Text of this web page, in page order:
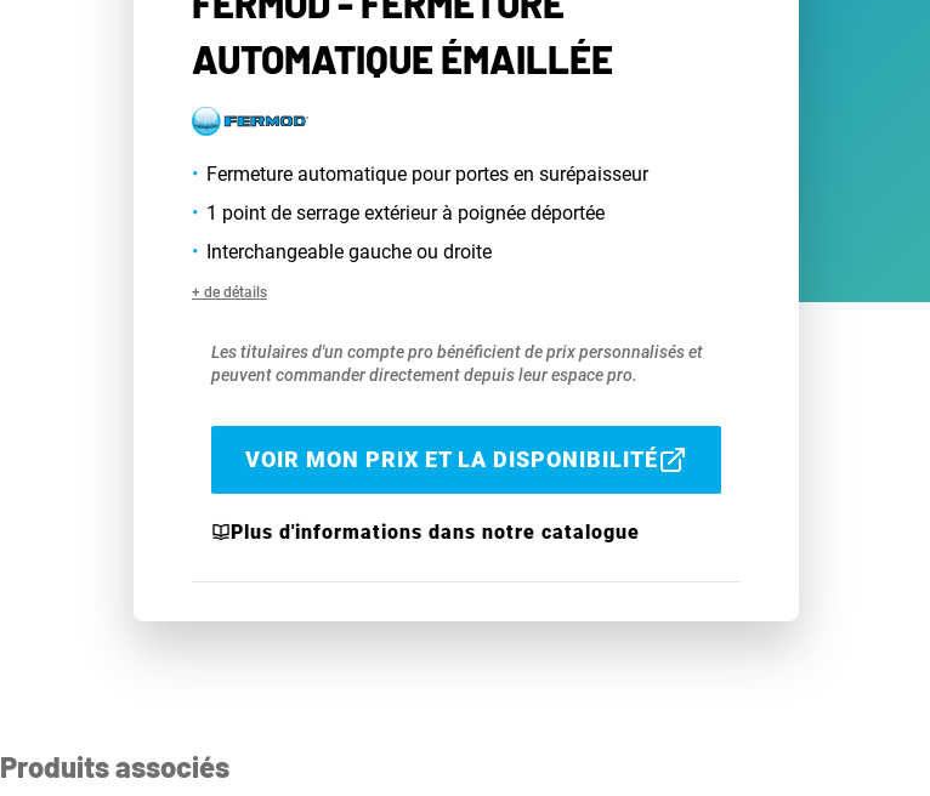
AUTOMATIQUE ÉMAILLÉE
Fermeture automatique pour portes en surépaisseur
1 point de serrage extérieur à poignée déportée
Interchangeable gauche ou droite
+ de détails
Les titulaires d'un compte pro bénéficient de prix personnalisés et
peuvent commander directement depuis leur espace pro.
VOIR MON PRIX ET LA DISPONIBILITÉ
Plus d'informations dans notre catalogue
Produits associés